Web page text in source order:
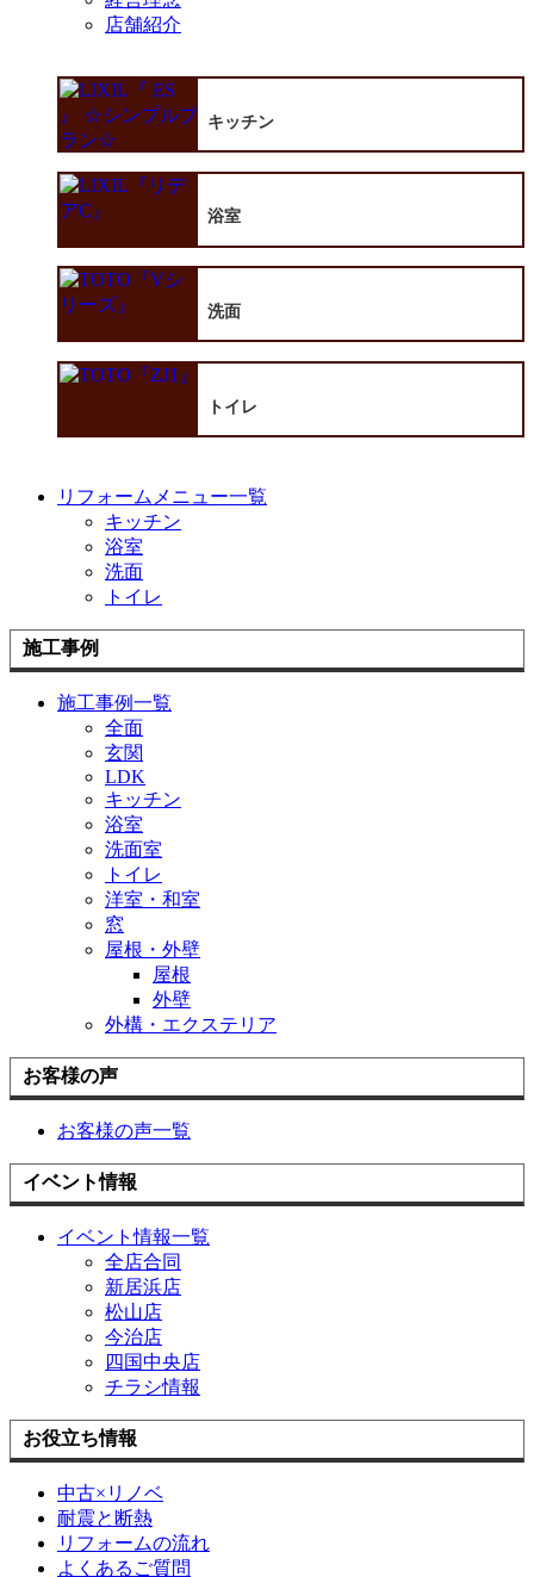
店舗紹介
キッチン
浴室
洗面
トイレ
リフォームメニュー一覧
キッチン
浴室
洗面
トイレ
施工事例
施工事例一覧
全面
玄関
LDK
キッチン
浴室
洗面室
トイレ
洋室・和室
窓
屋根・外壁
屋根
外壁
外構・エクステリア
お客様の声
お客様の声一覧
イベント情報
イベント情報一覧
全店合同
新居浜店
松山店
今治店
四国中央店
チラシ情報
お役立ち情報
中古×リノベ
耐震と断熱
リフォームの流れ
よくあるご質問